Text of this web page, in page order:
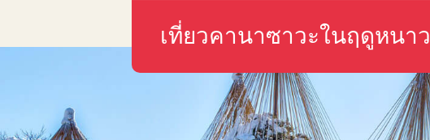
เที่ยวคานาซาวะในฤดูหนาว